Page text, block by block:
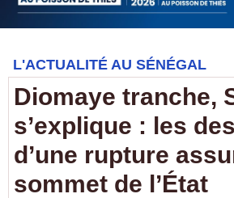
L'ACTUALITÉ AU SÉNÉGAL
Diomaye tranche,
s’explique : les
d’une rupture
sommet de l’État